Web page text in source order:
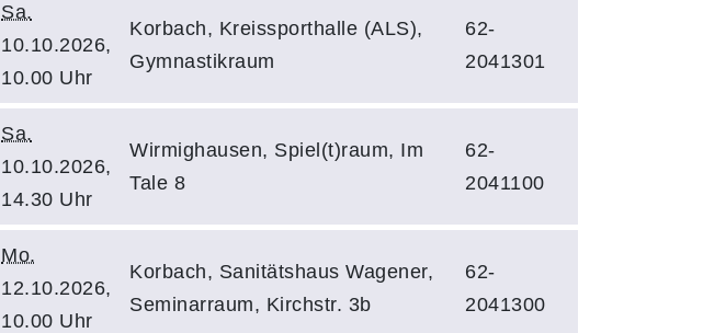
Sa.
10.10.2026,
10.00 Uhr
Korbach, Kreissporthalle (ALS),
Gymnastikraum
62-
2041301
Sa.
10.10.2026,
14.30 Uhr
Wirmighausen, Spiel(t)raum, Im
Tale 8
62-
2041100
Mo.
12.10.2026,
10.00 Uhr
Korbach, Sanitätshaus Wagener,
Seminarraum, Kirchstr. 3b
62-
2041300